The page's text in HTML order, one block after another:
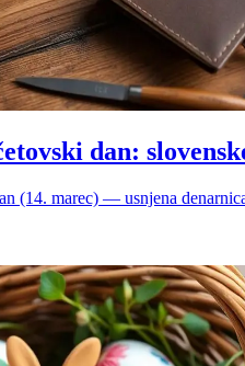
dan:
(14. marec) — usnjena